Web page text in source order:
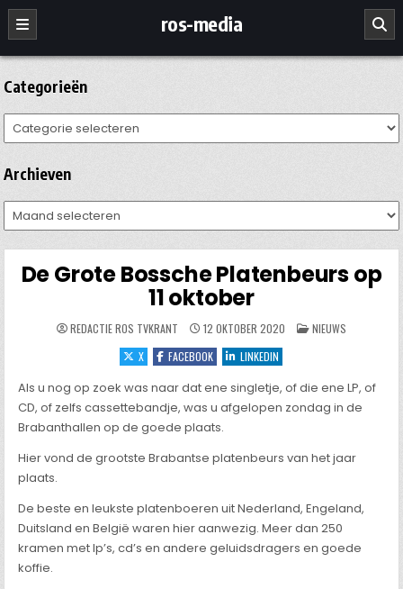
Ga
naar
de
inhoud
ros-media
Categorieën
Categorieën
Archieven
Archieven
De Grote Bossche Platenbeurs op
11 oktober
REDACTIE ROS TVKRANT 12 OKTOBER 2020 GEPLAATST
IN
NIEUWS
X
FACEBOOK LINKEDIN
Als u nog op zoek was naar dat ene singletje, of die ene LP, of
CD, of zelfs cassettebandje, was u afgelopen zondag in de
Brabanthallen op de goede plaats.
Hier vond de grootste Brabantse platenbeurs van het jaar
plaats.
De beste en leukste platenboeren uit Nederland, Engeland,
Duitsland en België waren hier aanwezig. Meer dan 250
kramen met lp’s, cd’s en andere geluidsdragers en goede
koffie.